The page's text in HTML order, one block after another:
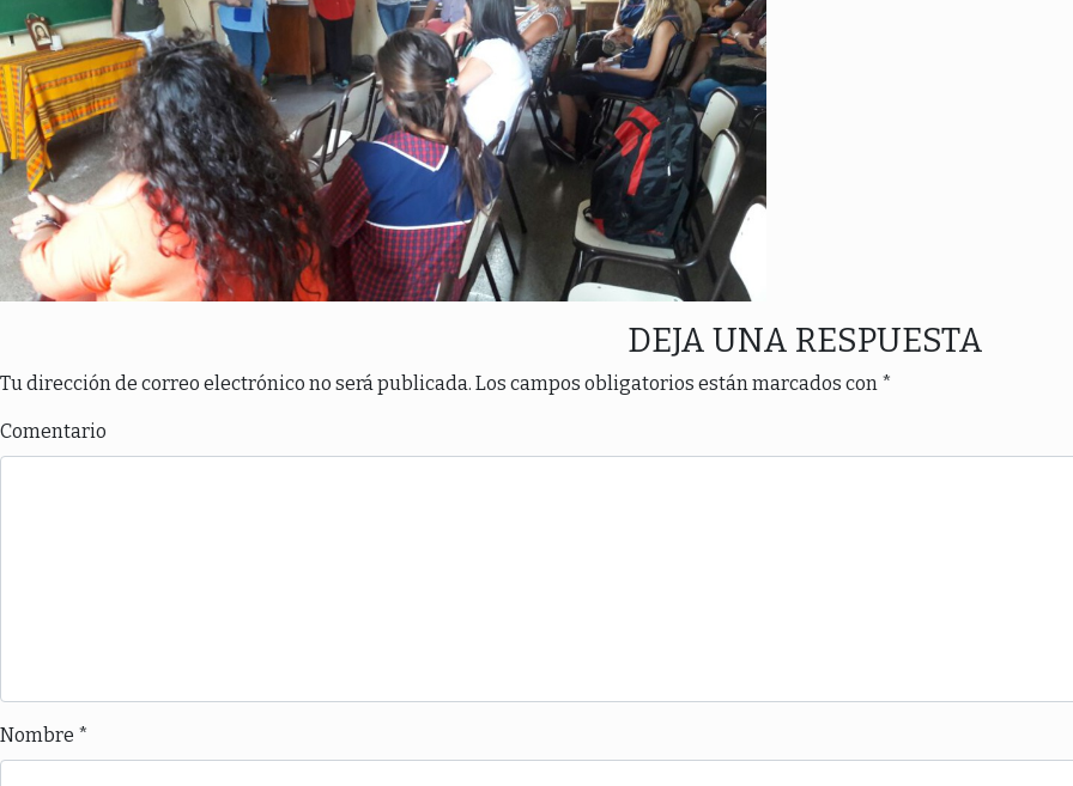
DEJA UNA RESPUESTA
Tu dirección de correo electrónico no será publicada. Los campos obligatorios están marcados con *
Comentario
Nombre *